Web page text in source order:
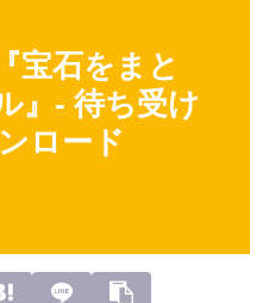
宝石をまと
』- 待ち受け
ロード